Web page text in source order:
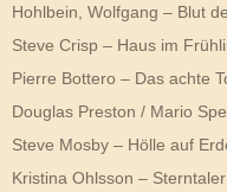
Hohlbein, Wolfgang – Blut
Steve Crisp – Haus im
Pierre Bottero – Das achte
Douglas Preston / Mario
Steve Mosby – Hölle auf
Kristina Ohlsson – Sterntaler